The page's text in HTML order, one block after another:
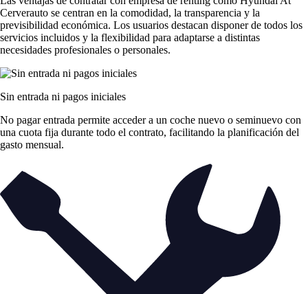
Cerverauto se centran en la comodidad, la transparencia y la
previsibilidad económica. Los usuarios destacan disponer de todos los
servicios incluidos y la flexibilidad para adaptarse a distintas
necesidades profesionales o personales.
Sin entrada ni pagos iniciales
No pagar entrada permite acceder a un coche nuevo o seminuevo con
una cuota fija durante todo el contrato, facilitando la planificación del
gasto mensual.